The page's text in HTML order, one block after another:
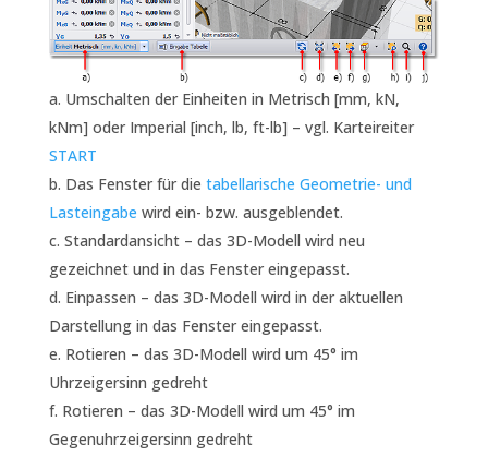
Umschalten der Einheiten in Metrisch [mm, kN,
kNm] oder Imperial [inch, lb, ft-lb] – vgl. Karteireiter
START
Das Fenster für die tabellarische Geometrie- und
Lasteingabe wird ein- bzw. ausgeblendet.
Standardansicht – das 3D-Modell wird neu
gezeichnet und in das Fenster eingepasst.
Einpassen – das 3D-Modell wird in der aktuellen
Darstellung in das Fenster eingepasst.
Rotieren – das 3D-Modell wird um 45° im
Uhrzeigersinn gedreht
Rotieren – das 3D-Modell wird um 45° im
Gegenuhrzeigersinn gedreht